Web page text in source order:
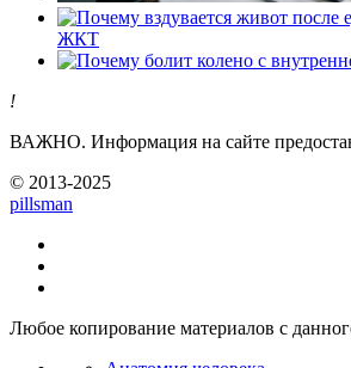
ЖКТ
!
ВАЖНО. Информация на сайте
© 2013-2025
pillsman
Любое копирование материалов с